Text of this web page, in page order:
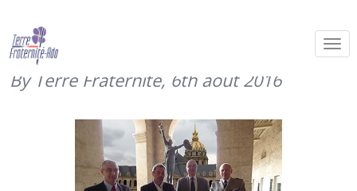
La DMD du Nord soutient Terre
Fraternité (28 juin 2016)
By Terre Fraternité, 6th août 2016